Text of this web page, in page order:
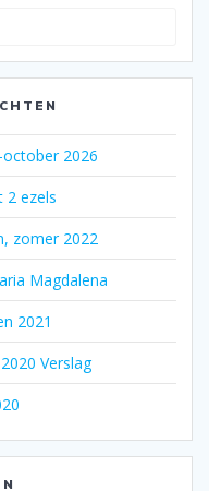
2026
2 ezels
zomer 2022
Magdalena
2021
Verslag